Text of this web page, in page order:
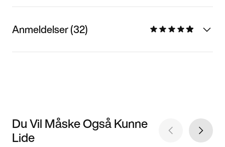
Anmeldelser (32)
Du Vil Måske Også Kunne
Lide